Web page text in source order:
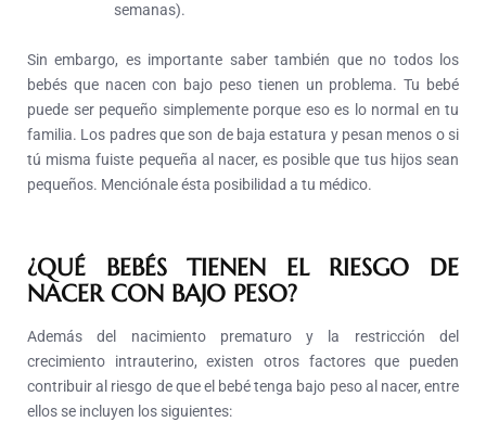
semanas).
Sin embargo, es importante saber también que no todos los
bebés que nacen con bajo peso tienen un problema. Tu bebé
puede ser pequeño simplemente porque eso es lo normal en tu
familia. Los padres que son de baja estatura y pesan menos o si
tú misma fuiste pequeña al nacer, es posible que tus hijos sean
pequeños. Menciónale ésta posibilidad a tu médico.
¿QUÉ BEBÉS TIENEN EL RIESGO DE
NACER CON BAJO PESO?
Además del nacimiento prematuro y la restricción del
crecimiento intrauterino, existen otros factores que pueden
contribuir al riesgo de que el bebé tenga bajo peso al nacer, entre
ellos se incluyen los siguientes: